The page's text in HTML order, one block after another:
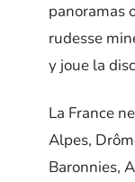
panoramas
rudesse
y joue la
La France
Alpes,
Baronnies,